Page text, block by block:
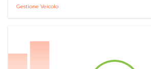
Gestione Veicolo